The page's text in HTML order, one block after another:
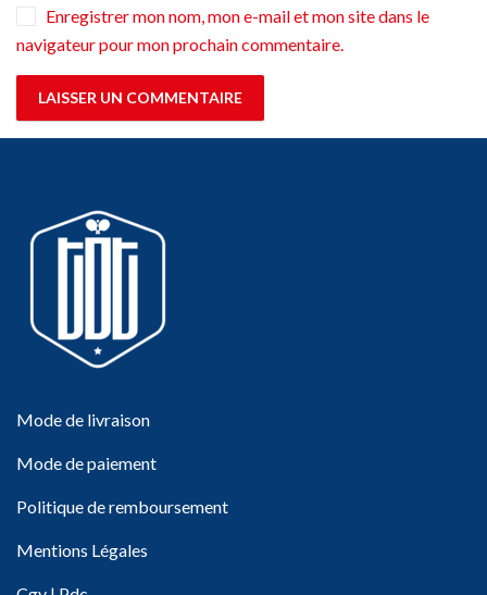
Enregistrer mon nom, mon e-mail et mon site dans le
navigateur pour mon prochain commentaire.
Mode de livraison
Mode de paiement
Politique de remboursement
Mentions Légales